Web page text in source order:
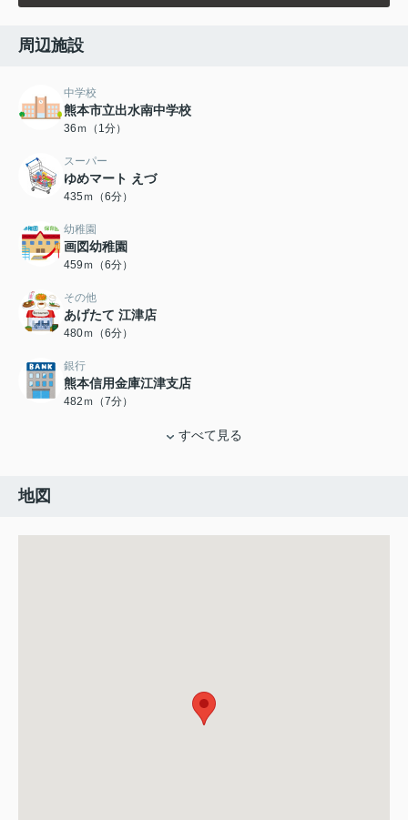
周辺施設
中学校
熊本市立出水南中学校
36ｍ（1分）
スーパー
ゆめマート えづ
435ｍ（6分）
幼稚園
画図幼稚園
459ｍ（6分）
その他
あげたて 江津店
480ｍ（6分）
銀行
熊本信用金庫江津支店
482ｍ（7分）
すべて見る
地図